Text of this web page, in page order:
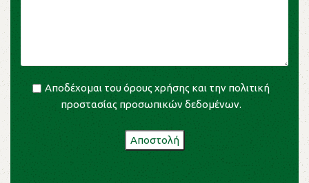
Αποδέχομαι τουόρους χρήσης και την πολιτική
προστασίας προσωπικών δεδομένων.